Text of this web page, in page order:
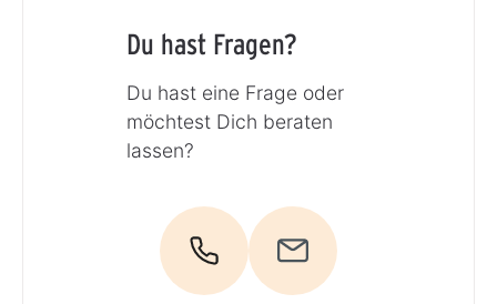
Du hast Fragen?
Du hast eine Frage oder
möchtest Dich beraten
lassen?